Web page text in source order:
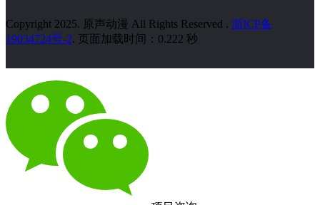
Copyright 2025. 原声动漫 All Rights Reserved . 浙ICP备
19034724号-2. 页面加载时间：0.222 秒